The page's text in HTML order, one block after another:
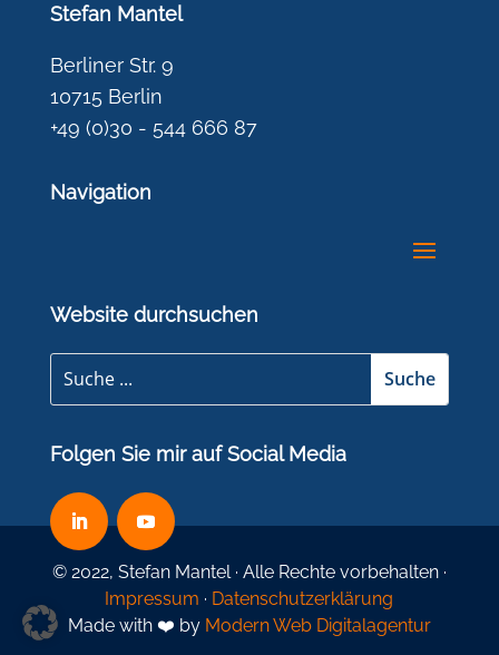
Stefan Mantel
Berliner Str. 9
10715 Berlin
+49 (0)30 - 544 666 87
Navigation
Website durchsuchen
Folgen Sie mir auf Social Media
© 2022, Stefan Mantel · Alle Rechte vorbehalten ·
Impressum · Datenschutzerklärung
Made with ❤️ by Modern Web Digitalagentur